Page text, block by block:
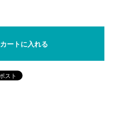
カートに入れる